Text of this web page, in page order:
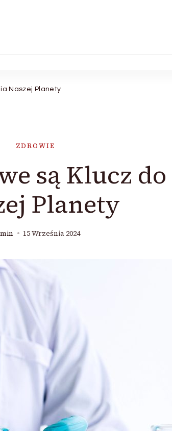
Naszej Planety
ZDROWIE
są Klucz
Planety
15 Września 2024